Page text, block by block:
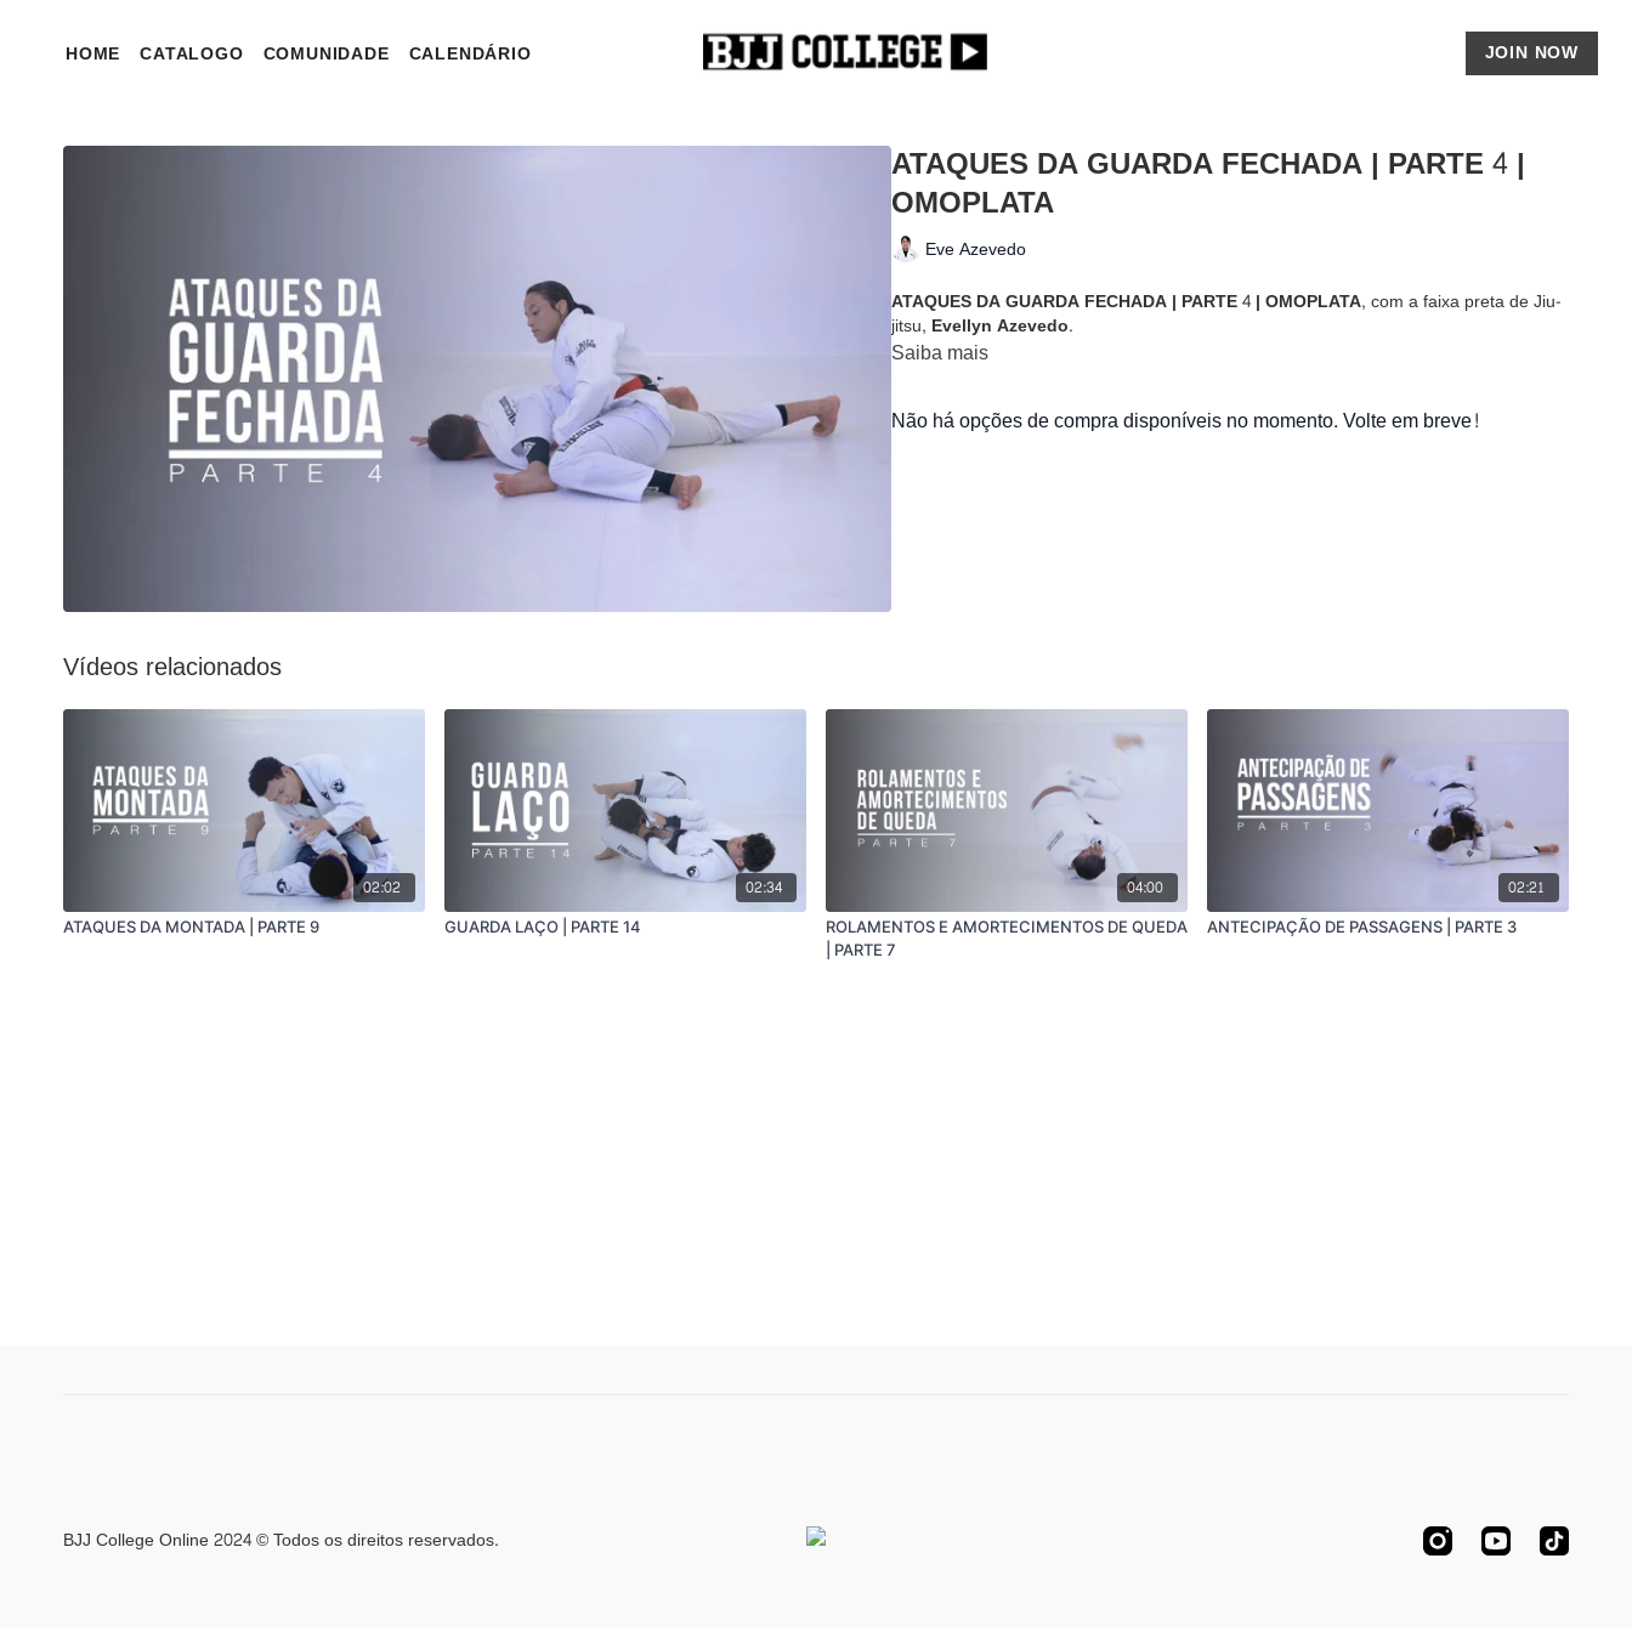
HOME CATALOGO COMUNIDADE CALENDÁRIO JOIN NOW
ATAQUES DA GUARDA FECHADA | PARTE 4 |
OMOPLATA
Eve Azevedo
ATAQUES DA GUARDA FECHADA | PARTE 4 | OMOPLATA, com a faixa preta de Jiu-
jitsu, Evellyn Azevedo.
Saiba mais
Não há opções de compra disponíveis no momento. Volte em breve!
Vídeos relacionados
02:02
ATAQUES DA MONTADA | PARTE 9
02:34
GUARDA LAÇO | PARTE 14
04:00
ROLAMENTOS E AMORTECIMENTOS DE QUEDA
| PARTE 7
02:21
ANTECIPAÇÃO DE PASSAGENS | PARTE 3
BJJ College Online 2024 © Todos os direitos reservados.